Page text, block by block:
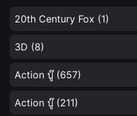
20th Century Fox (1)
3D (8)
Action บู๊(657)
Action บู๊(211)